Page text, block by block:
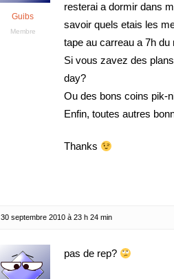
Guibs
Membre
resterai a dormir dans
savoir quels etais les
tape au carreau a 7h du
Si vous zavez des
day?
Ou des bons coins pik-
Enfin, toutes autres
Thanks
30 septembre 2010 à 23 h 24 min
pas de rep?